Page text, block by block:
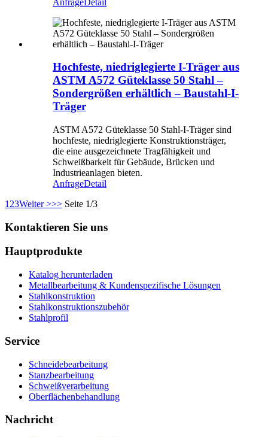
Hochfeste, niedriglegierte I-Träger aus
ASTM A572 Güteklasse 50 Stahl –
Sondergrößen erhältlich – Baustahl-I-
Träger
ASTM A572 Güteklasse 50 Stahl-I-Träger sind
hochfeste, niedriglegierte Konstruktionsträger,
die eine ausgezeichnete Tragfähigkeit und
Schweißbarkeit für Gebäude, Brücken und
Industrieanlagen bieten.
AnfrageDetail
1 23Weiter >>> Seite 1/3
Kontaktieren Sie uns
Hauptprodukte
Katalog herunterladen
Metallbearbeitung & Kundenspezifische Lösungen
Stahlkonstruktion
Stahlkonstruktionszubehör
Stahlprofil
Service
Schneidebearbeitung
Stanzbearbeitung
Schweißverarbeitung
Oberflächenbehandlung
Nachricht